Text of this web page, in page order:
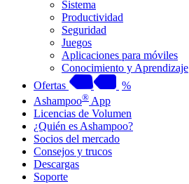
Sistema
Productividad
Seguridad
Juegos
Aplicaciones para móviles
Conocimiento y Aprendizaje
Ofertas
%
Ashampoo® App
Licencias de Volumen
¿Quién es Ashampoo?
Socios del mercado
Consejos y trucos
Descargas
Soporte